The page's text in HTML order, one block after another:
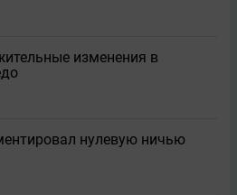
изменения в
нулевую ничью